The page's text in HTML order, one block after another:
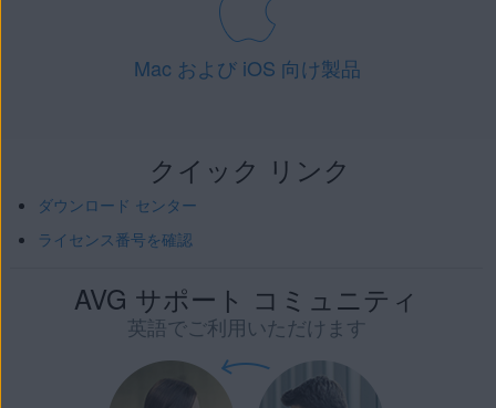
Mac および iOS 向け製品
クイック リンク
ダウンロード センター
ライセンス番号を確認
AVG サポート コミュニティ
英語でご利用いただけます